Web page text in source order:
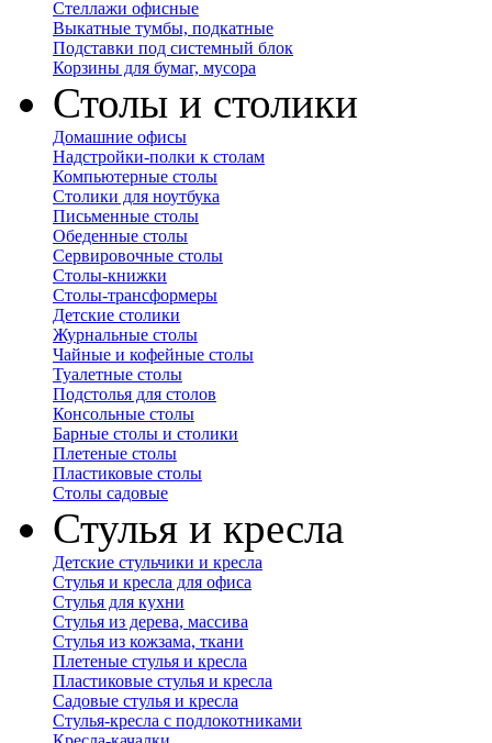
Стеллажи офисные
Выкатные тумбы, подкатные
Подставки под системный блок
Корзины для бумаг, мусора
Столы и столики
Домашние офисы
Надстройки-полки к столам
Компьютерные столы
Столики для ноутбука
Письменные столы
Обеденные столы
Сервировочные столы
Столы-книжки
Столы-трансформеры
Детские столики
Журнальные столы
Чайные и кофейные столы
Туалетные столы
Подстолья для столов
Консольные столы
Барные столы и столики
Плетеные столы
Пластиковые столы
Столы садовые
Стулья и кресла
Детские стульчики и кресла
Стулья и кресла для офиса
Стулья для кухни
Стулья из дерева, массива
Стулья из кожзама, ткани
Плетеные стулья и кресла
Пластиковые стулья и кресла
Садовые стулья и кресла
Стулья-кресла с подлокотниками